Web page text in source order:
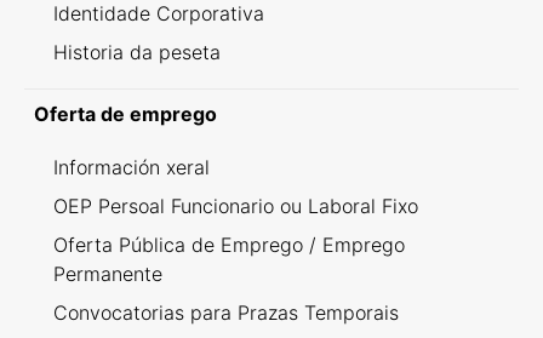
Identidade Corporativa
Historia da peseta
Oferta de emprego
Información xeral
OEP Persoal Funcionario ou Laboral Fixo
Oferta Pública de Emprego / Emprego
Permanente
Convocatorias para Prazas Temporais